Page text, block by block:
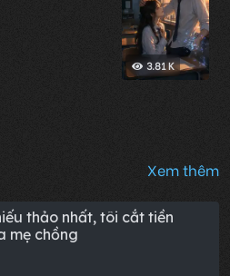
3.81 K
Xem thêm
thảo nhất, tôi cắt tiền
mẹ chồng